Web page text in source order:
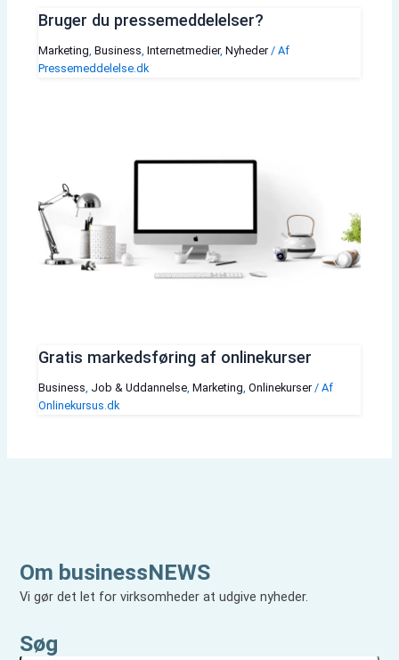
Bruger du pressemeddelelser?
Marketing Business Internetmedier, Nyheder/ Af
Pressemeddelelse.dk
Gratis markedsføring af onlinekurser
Business, Job & Uddannelse, Marketing, Onlinekurser/ Af
Onlinekursus.dk
Om businessNEWS
Vi gør det let for virksomheder at udgive nyheder.
Søg